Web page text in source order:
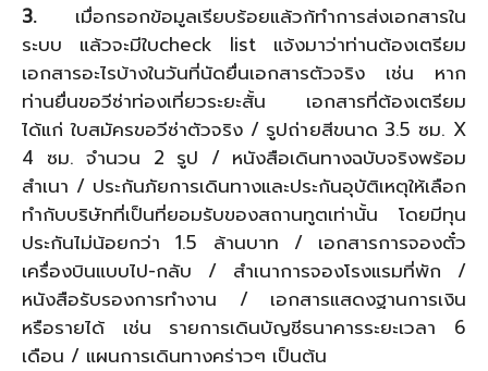
3. เมื่อกรอกข้อมูลเรียบร้อยแล้วก้ทำการส่งเอกสารใน
ระบบ แล้วจะมีใบcheck list แจ้งมาว่าท่านต้องเตรียม
เอกสารอะไรบ้างในวันที่นัดยื่นเอกสารตัวจริง เช่น หาก
ท่านยื่นขอวีซ่าท่องเที่ยวระยะสั้น เอกสารที่ต้องเตรียม
ได้แก่ ใบสมัครขอวีซ่าตัวจริง / รูปถ่ายสีขนาด 3.5 ซม. X
4 ซม. จำนวน 2 รูป / หนังสือเดินทางฉบับจริงพร้อม
สำเนา / ประกันภัยการเดินทางและประกันอุบัติเหตุให้เลือก
ทำกับบริษัทที่เป็นที่ยอมรับของสถานทูตเท่านั้น โดยมีทุน
ประกันไม่น้อยกว่า 1.5 ล้านบาท / เอกสารการจองตั๋ว
เครื่องบินแบบไป-กลับ / สำเนาการจองโรงแรมที่พัก /
หนังสือรับรองการทำงาน / เอกสารแสดงฐานการเงิน
หรือรายได้ เช่น รายการเดินบัญชีธนาคารระยะเวลา 6
เดือน / แผนการเดินทางคร่าวๆ เป็นต้น